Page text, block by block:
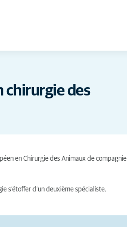
chirurgie des
en Chirurgie des Animaux de compagnie
s’étoffer d’un deuxième spécialiste.